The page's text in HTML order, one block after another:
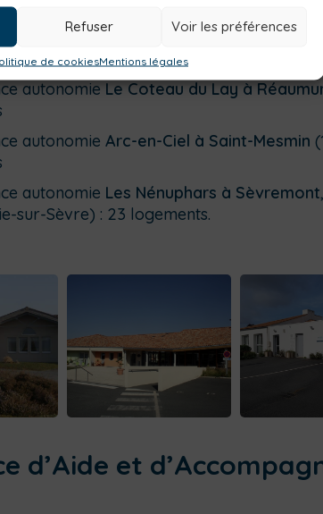
Refuser Voir les préférences
de cookiesMentions légales
autonomie sont les suivantes :
autonomieSourire d’Automne à La
autonomie Le Coteau du Lay à
autonomie Arc-en-Ciel à Saint-Mesmin
autonomie Les Nénuphars à Sèvremont
sur-Sèvre) : 23 logements.
d’Aide et